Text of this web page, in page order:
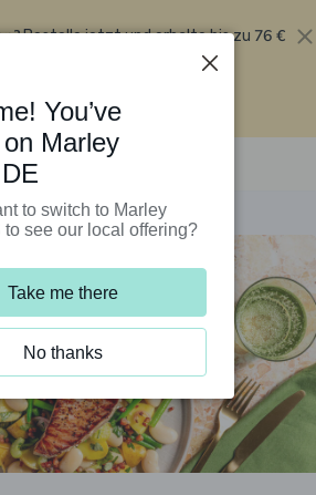
Bestelle jetzt und erhalte bis zu 76 €
deine ersten fünf Boxen
You’ve
Marley
to switch to Marley
to see our local offering?
Take me there
No thanks